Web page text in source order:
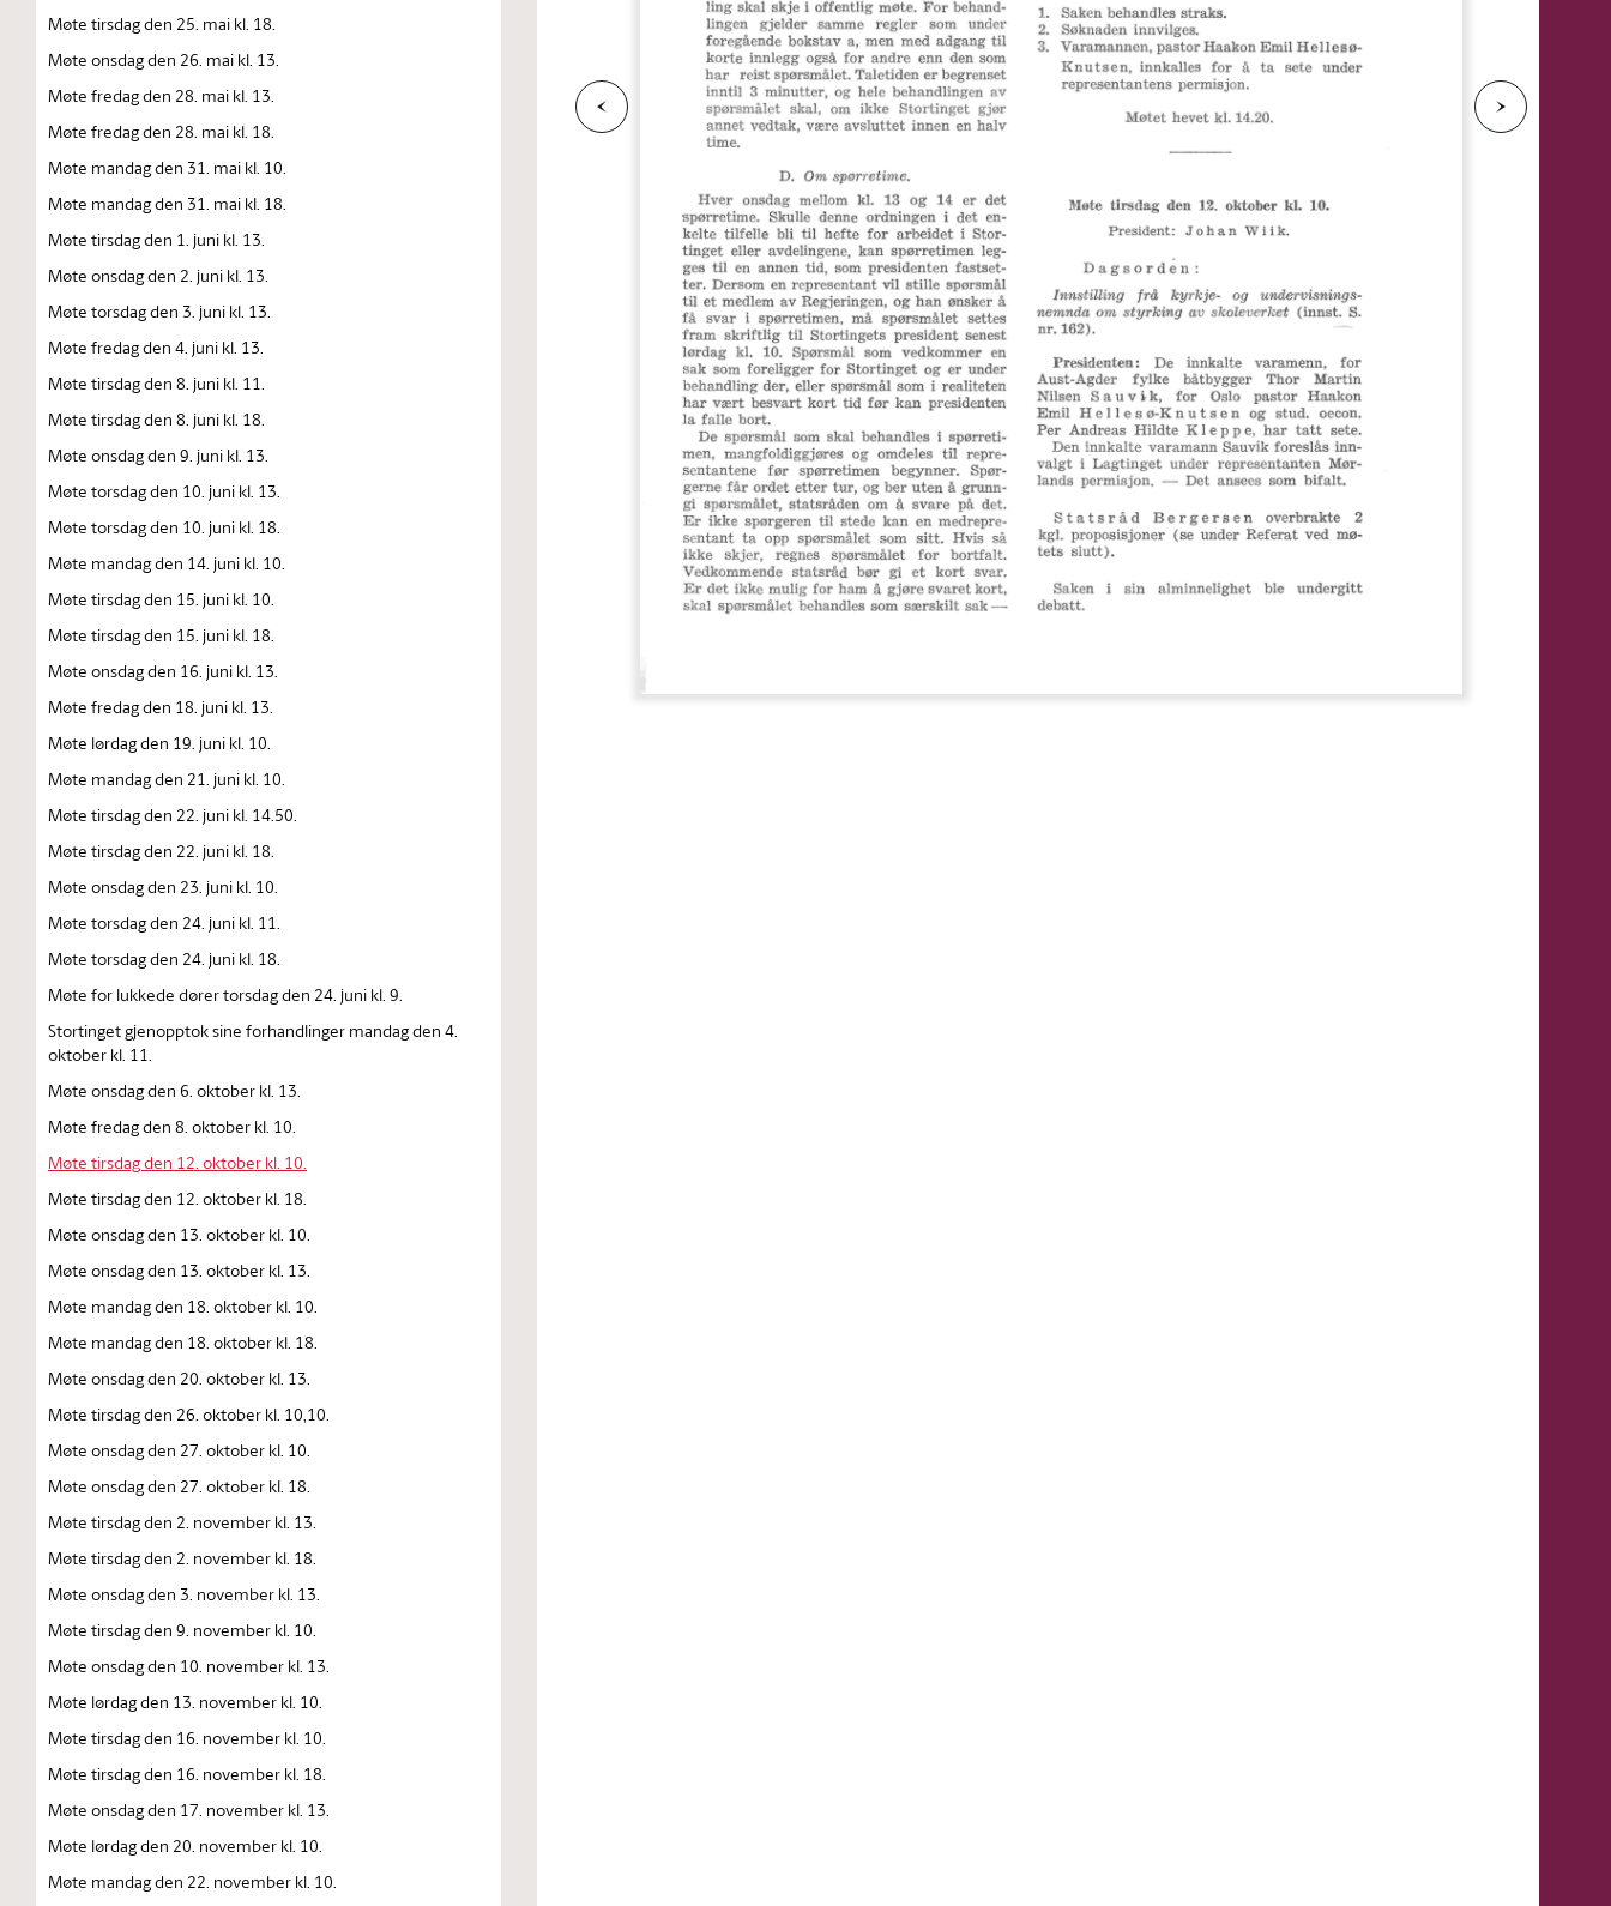
Møte tirsdag den 25. mai kl. 18.
Møte onsdag den 26. mai kl. 13.
Møte fredag den 28. mai kl. 13.
Møte fredag den 28. mai kl. 18.
Møte mandag den 31. mai kl. 10.
Møte mandag den 31. mai kl. 18.
Møte tirsdag den 1. juni kl. 13.
Møte onsdag den 2. juni kl. 13.
Møte torsdag den 3. juni kl. 13.
Møte fredag den 4. juni kl. 13.
Møte tirsdag den 8. juni kl. 11.
Møte tirsdag den 8. juni kl. 18.
Møte onsdag den 9. juni kl. 13.
Møte torsdag den 10. juni kl. 13.
Møte torsdag den 10. juni kl. 18.
Møte mandag den 14. juni kl. 10.
Møte tirsdag den 15. juni kl. 10.
Møte tirsdag den 15. juni kl. 18.
Møte onsdag den 16. juni kl. 13.
Møte fredag den 18. juni kl. 13.
Møte lørdag den 19. juni kl. 10.
Møte mandag den 21. juni kl. 10.
Møte tirsdag den 22. juni kl. 14.50.
Møte tirsdag den 22. juni kl. 18.
Møte onsdag den 23. juni kl. 10.
Møte torsdag den 24. juni kl. 11.
Møte torsdag den 24. juni kl. 18.
Møte for lukkede dører torsdag den 24. juni kl. 9.
Stortinget gjenopptok sine forhandlinger mandag den 4.
oktober kl. 11.
Møte onsdag den 6. oktober kl. 13.
Møte fredag den 8. oktober kl. 10.
Møte tirsdag den 12. oktober kl. 10.
Møte tirsdag den 12. oktober kl. 18.
Møte onsdag den 13. oktober kl. 10.
Møte onsdag den 13. oktober kl. 13.
Møte mandag den 18. oktober kl. 10.
Møte mandag den 18. oktober kl. 18.
Møte onsdag den 20. oktober kl. 13.
Møte tirsdag den 26. oktober kl. 10,10.
Møte onsdag den 27. oktober kl. 10.
Møte onsdag den 27. oktober kl. 18.
Møte tirsdag den 2. november kl. 13.
Møte tirsdag den 2. november kl. 18.
Møte onsdag den 3. november kl. 13.
Møte tirsdag den 9. november kl. 10.
Møte onsdag den 10. november kl. 13.
Møte lørdag den 13. november kl. 10.
Møte tirsdag den 16. november kl. 10.
Møte tirsdag den 16. november kl. 18.
Møte onsdag den 17. november kl. 13.
Møte lørdag den 20. november kl. 10.
Møte mandag den 22. november kl. 10.
F
o
rr
i
g
e
s
i
de N
e
s
t
e
s
i
d
e